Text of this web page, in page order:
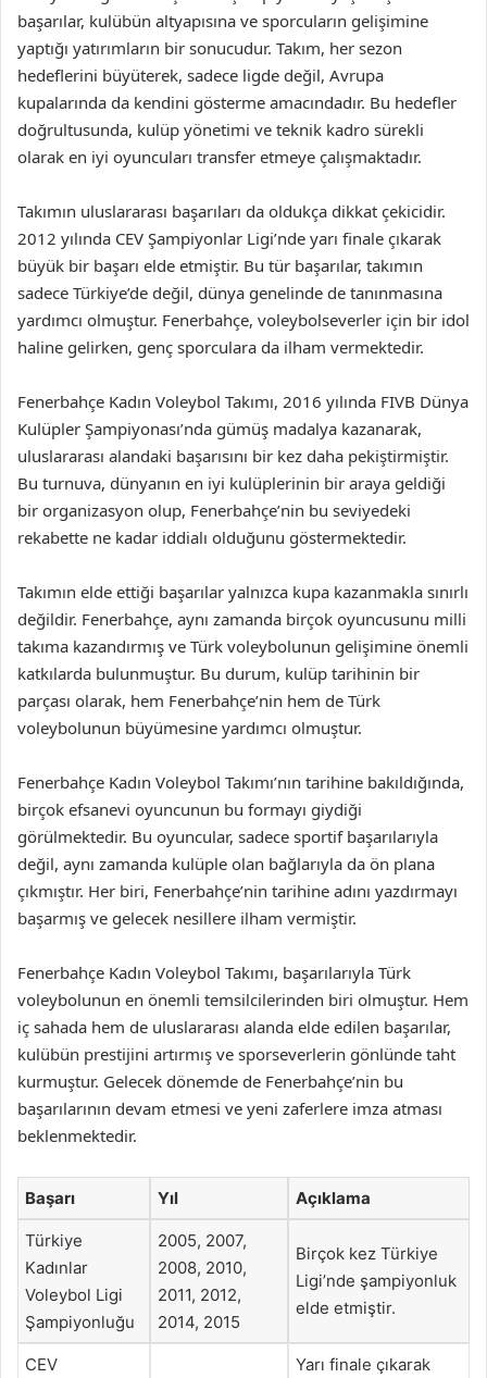
başarılar, kulübün altyapısına ve sporcuların gelişimine
yaptığı yatırımların bir sonucudur. Takım, her sezon
hedeflerini büyüterek, sadece ligde değil, Avrupa
kupalarında da kendini gösterme amacındadır. Bu hedefler
doğrultusunda, kulüp yönetimi ve teknik kadro sürekli
olarak en iyi oyuncuları transfer etmeye çalışmaktadır.
Takımın uluslararası başarıları da oldukça dikkat çekicidir.
2012 yılında CEV Şampiyonlar Ligi’nde yarı finale çıkarak
büyük bir başarı elde etmiştir. Bu tür başarılar, takımın
sadece Türkiye’de değil, dünya genelinde de tanınmasına
yardımcı olmuştur. Fenerbahçe, voleybolseverler için bir idol
haline gelirken, genç sporculara da ilham vermektedir.
Fenerbahçe Kadın Voleybol Takımı, 2016 yılında FIVB Dünya
Kulüpler Şampiyonası’nda gümüş madalya kazanarak,
uluslararası alandaki başarısını bir kez daha pekiştirmiştir.
Bu turnuva, dünyanın en iyi kulüplerinin bir araya geldiği
bir organizasyon olup, Fenerbahçe’nin bu seviyedeki
rekabette ne kadar iddialı olduğunu göstermektedir.
Takımın elde ettiği başarılar yalnızca kupa kazanmakla sınırlı
değildir. Fenerbahçe, aynı zamanda birçok oyuncusunu milli
takıma kazandırmış ve Türk voleybolunun gelişimine önemli
katkılarda bulunmuştur. Bu durum, kulüp tarihinin bir
parçası olarak, hem Fenerbahçe’nin hem de Türk
voleybolunun büyümesine yardımcı olmuştur.
Fenerbahçe Kadın Voleybol Takımı’nın tarihine bakıldığında,
birçok efsanevi oyuncunun bu formayı giydiği
görülmektedir. Bu oyuncular, sadece sportif başarılarıyla
değil, aynı zamanda kulüple olan bağlarıyla da ön plana
çıkmıştır. Her biri, Fenerbahçe’nin tarihine adını yazdırmayı
başarmış ve gelecek nesillere ilham vermiştir.
Fenerbahçe Kadın Voleybol Takımı, başarılarıyla Türk
voleybolunun en önemli temsilcilerinden biri olmuştur. Hem
iç sahada hem de uluslararası alanda elde edilen başarılar,
kulübün prestijini artırmış ve sporseverlerin gönlünde taht
kurmuştur. Gelecek dönemde de Fenerbahçe’nin bu
başarılarının devam etmesi ve yeni zaferlere imza atması
beklenmektedir.
Başarı Yıl Açıklama
Türkiye
Kadınlar
Voleybol Ligi
Şampiyonluğu
2005, 2007,
2008, 2010,
2011, 2012,
2014, 2015
Birçok kez Türkiye
Ligi’nde şampiyonluk
elde etmiştir.
CEV
Yarı finale çıkarak